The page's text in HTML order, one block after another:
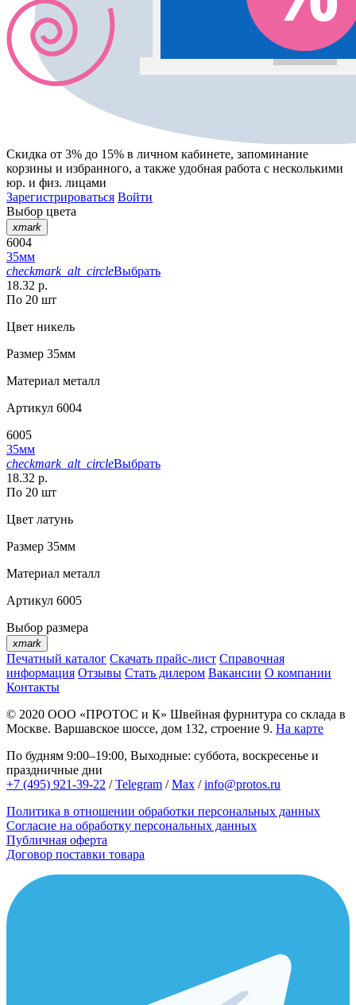
Скидка от 3% до 15% в личном кабинете, запоминание
корзины и избранного, а также удобная работа с несколькими
юр. и физ. лицами
Зарегистрироваться Войти
Выбор цвета
xmark
6004
35мм
checkmark_alt_circleВыбрать
18.32 р.
По 20 шт
Цвет никель
Размер 35мм
Материал металл
Артикул 6004
6005
35мм
checkmark_alt_circleВыбрать
18.32 р.
По 20 шт
Цвет латунь
Размер 35мм
Материал металл
Артикул 6005
Выбор размера
xmark
Печатный каталог Скачать прайс-лист Справочная
информация Отзывы Стать дилером Вакансии О компании
Контакты
© 2020 ООО «ПРОТОС и К» Швейная фурнитура со склада в
Москве. Варшавское шоссе, дом 132, строение 9. На карте
По будням 9:00–19:00, Выходные: суббота, воскресенье и
праздничные дни
+7 (495) 921-39-22 /Telegram /Max /info@protos.ru
Политика в отношении обработки персональных данных
Согласие на обработку персональных данных
Публичная оферта
Договор поставки товара